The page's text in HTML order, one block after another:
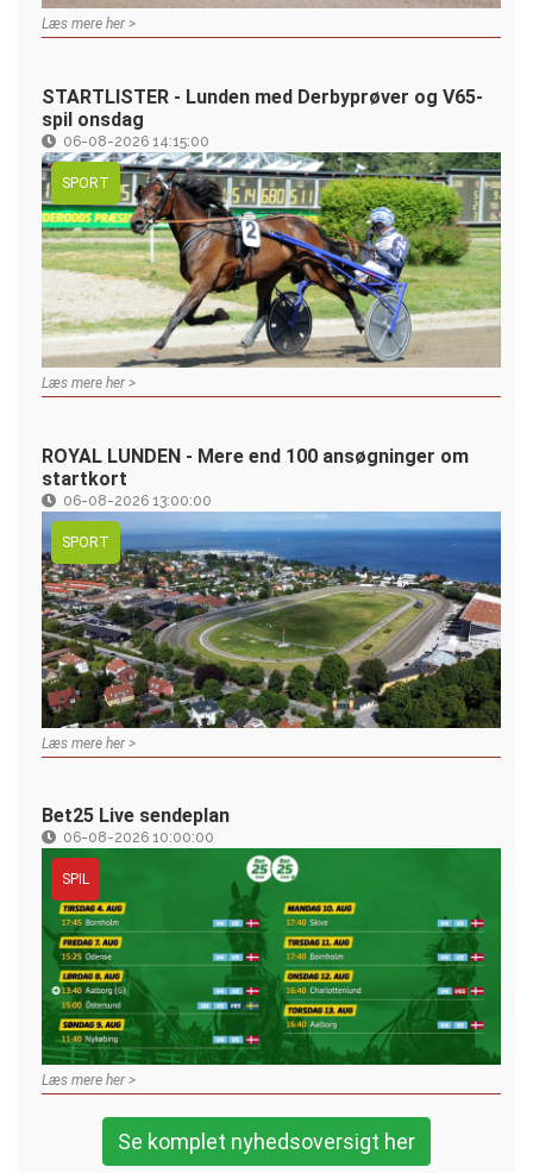
Læs mere her >
STARTLISTER - Lunden med Derbyprøver og V65-
spil onsdag
06-08-2026 14:15:00
SPORT
Læs mere her >
ROYAL LUNDEN - Mere end 100 ansøgninger om
startkort
06-08-2026 13:00:00
SPORT
Læs mere her >
Bet25 Live sendeplan
06-08-2026 10:00:00
SPIL
Læs mere her >
Se komplet nyhedsoversigt her